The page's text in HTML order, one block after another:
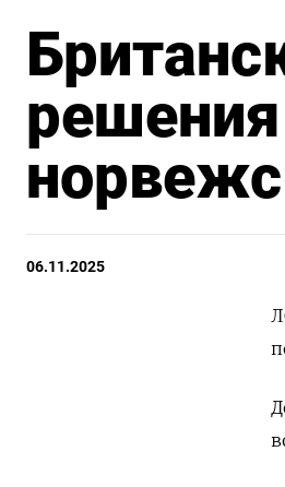
06.11.2025